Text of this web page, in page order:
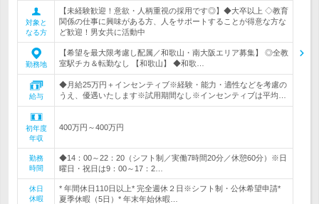
対象と
なる方
【未経験歓迎！意欲・人柄重視の採用です◎】◆大卒以上 ◇教育
関係の仕事に興味がある方、人をサポートすることが得意な方な
ど歓迎！男女共に活動中
勤務地
【希望を最大限考慮し配属／和歌山・南大阪エリア募集】 ◎全教
室駅チカ＆転勤なし 【和歌山】 ◆和歌…
給与
◆月給25万円＋インセンティブ※経験・能力・適性などを考慮の
うえ、優遇いたします※試用期間なし※インセンティブは平均…
初年度
年収
400万円～400万円
勤務
時間
◆14：00～22：20（シフト制／実働7時間20分／休憩60分）※日
曜日・祝日は9：00～17：2…
休日
休暇
* 年間休日110日以上* 完全週休２日※シフト制・公休希望申請*
夏季休暇（5日）* 年末年始休暇…